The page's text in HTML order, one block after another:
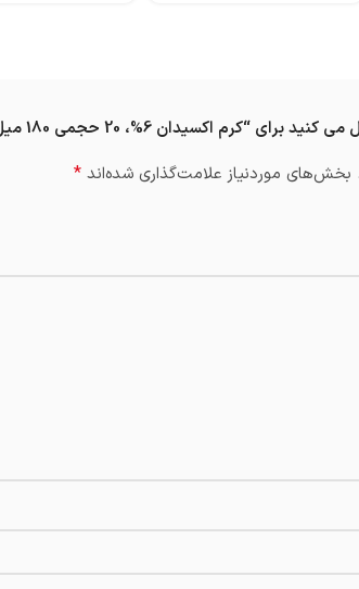
6%، 20 حجمی 180 میل برند استار لیدی”
بخش‌های موردنیاز علامت‌گذاری شده‌اند *